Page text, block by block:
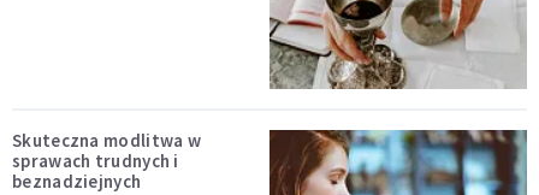
Skuteczna modlitwa w
sprawach trudnych i
beznadziejnych